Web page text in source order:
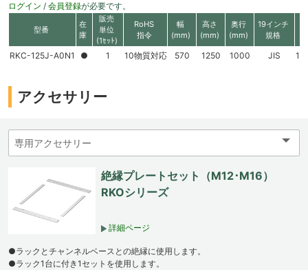
ログイン / 会員登録が必要です。
型番
在
庫
販売
単位
(1ｾｯﾄ)
RoHS
指令
幅
(mm)
高さ
(mm)
奥行
(mm)
19インチ
規格
RKC-125J-A0N1 ● 1 10物質対応 570 1250 1000 JIS
アクセサリー
絶縁プレートセット（M12･M16）
RKOシリーズ
詳細ページ
●ラックとチャンネルベースとの絶縁に使用します。
●ラック1台に付き1セットを使用します。